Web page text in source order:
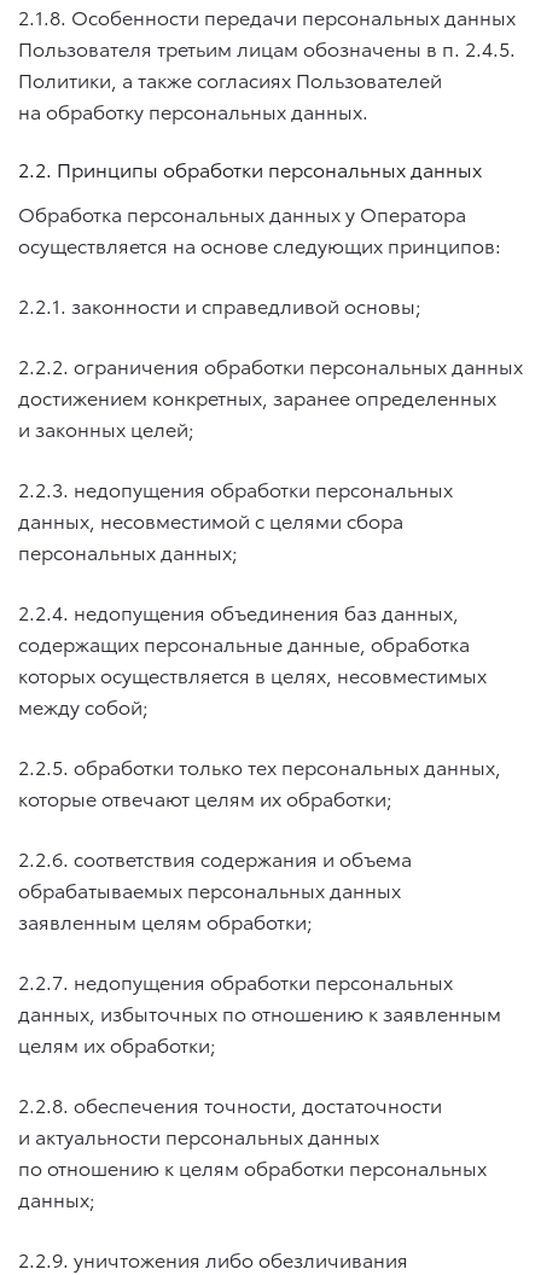
2.1.8. Особенности передачи персональных данных
Пользователя третьим лицам обозначены в п. 2.4.5.
Политики, а также согласиях Пользователей
на обработку персональных данных.
2.2. Принципы обработки персональных данных
Обработка персональных данных у Оператора
осуществляется на основе следующих принципов:
2.2.1. законности и справедливой основы;
2.2.2. ограничения обработки персональных данных
достижением конкретных, заранее определенных
и законных целей;
2.2.3. недопущения обработки персональных
данных, несовместимой с целями сбора
персональных данных;
2.2.4. недопущения объединения баз данных,
содержащих персональные данные, обработка
которых осуществляется в целях, несовместимых
между собой;
2.2.5. обработки только тех персональных данных,
которые отвечают целям их обработки;
2.2.6. соответствия содержания и объема
обрабатываемых персональных данных
заявленным целям обработки;
2.2.7. недопущения обработки персональных
данных, избыточных по отношению к заявленным
целям их обработки;
2.2.8. обеспечения точности, достаточности
и актуальности персональных данных
по отношению к целям обработки персональных
данных;
2.2.9. уничтожения либо обезличивания